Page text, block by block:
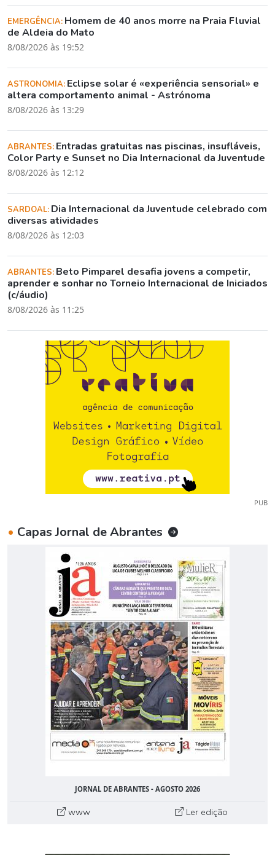
EMERGÊNCIA: Homem de 40 anos morre na Praia Fluvial
de Aldeia do Mato
8/08/2026 às 19:52
ASTRONOMIA: Eclipse solar é «experiência sensorial» e
altera comportamento animal - Astrónoma
8/08/2026 às 13:29
ABRANTES: Entradas gratuitas nas piscinas, insufláveis,
Color Party e Sunset no Dia Internacional da Juventude
8/08/2026 às 12:12
SARDOAL: Dia Internacional da Juventude celebrado com
diversas atividades
8/08/2026 às 12:03
ABRANTES: Beto Pimparel desafia jovens a competir,
aprender e sonhar no Torneio Internacional de Iniciados
(c/áudio)
8/08/2026 às 11:25
PUB
• Capas Jornal de Abrantes
JORNAL DE ABRANTES - AGOSTO 2026
www Ler edição